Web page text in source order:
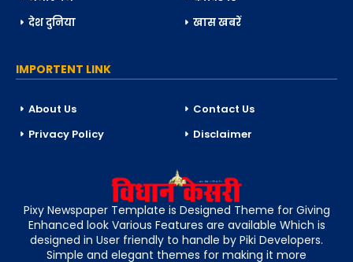
देश दुनिया
खास खबरें
IMPORTENT LINK
About Us
Contact Us
Privacy Policy
Disclaimer
Pixy Newspaper Template is Designed Theme for Giving
Enhanced look Various Features are available Which is
designed in User friendly to handle by Piki Developers.
Simple and elegant themes for making it more